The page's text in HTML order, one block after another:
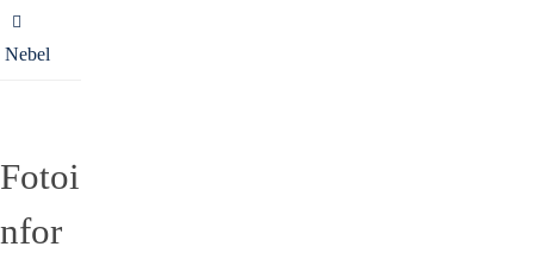
Nebel
Fotoi
nfor